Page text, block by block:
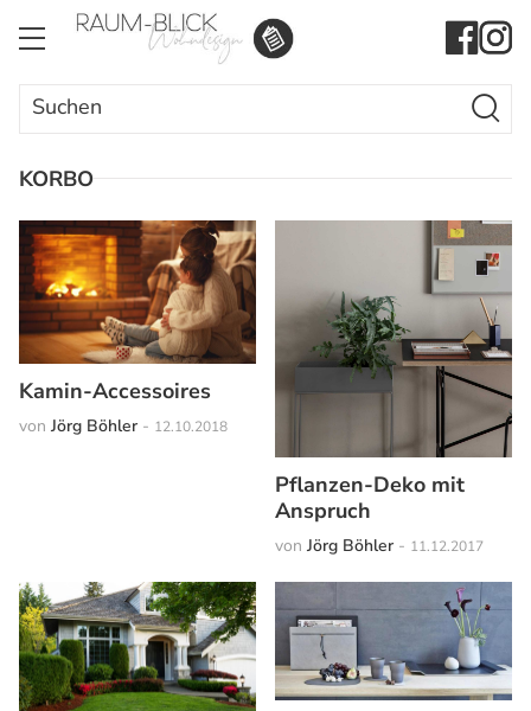
Search
for:
Search
KORBO
Kamin-Accessoires
von Jörg Böhler - 12.10.2018
Pflanzen-Deko mit
Anspruch
von Jörg Böhler - 11.12.2017